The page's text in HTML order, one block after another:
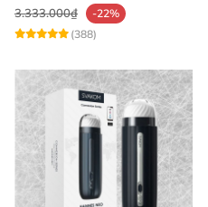
3.333.000₫
-22%
(388)